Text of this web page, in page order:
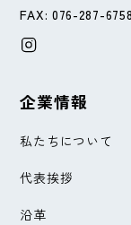
FAX: 076-287-6758
企業情報
私たちについて
代表挨拶
沿革